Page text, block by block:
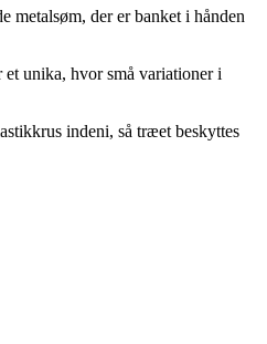
metalsøm, der er banket i hånden
unika, hvor små variationer i
indeni, så træet beskyttes